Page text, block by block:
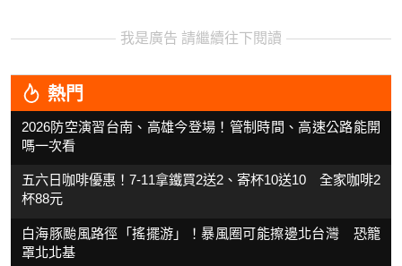
我是廣告 請繼續往下閱讀
熱門
2026防空演習台南、高雄今登場！管制時間、高速公路能開
嗎一次看
五六日咖啡優惠！7-11拿鐵買2送2、寄杯10送10 全家咖啡2
杯88元
白海豚颱風路徑「搖擺游」！暴風圈可能擦邊北台灣 恐籠
罩北北基